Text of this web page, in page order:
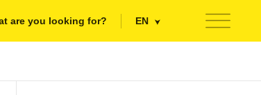
are you looking for? EN